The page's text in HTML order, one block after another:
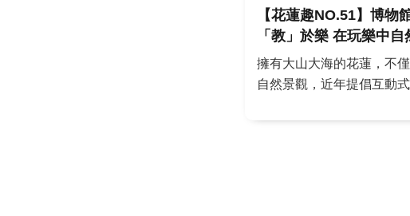
【花蓮趣NO.51】博物
「教」於樂 在玩樂中自然學習的場
域
擁有大山大海的花蓮，不
自然景觀，近年提倡互動
場域，也隨著親子共遊而
略微艱澀的知識，在遊玩
遊程的景點之一。文．圖
穗生態教育館認識花蓮動